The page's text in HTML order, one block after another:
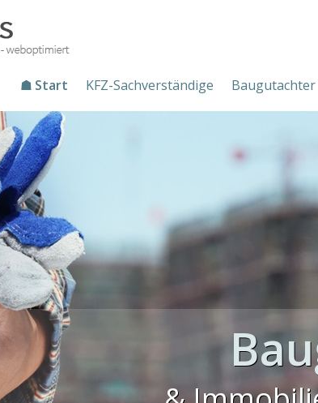
☗ Start KFZ-Sachverständige Baugutachter